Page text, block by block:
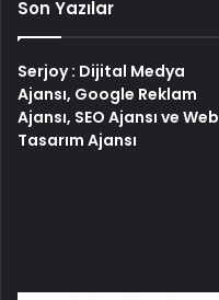
Son Yazılar
Serjoy : Dijital Medya
Ajansı, Google Reklam
Ajansı, SEO Ajansı ve Web
Tasarım Ajansı